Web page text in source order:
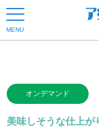
MENU
オンデマンド
美味しそうな仕上が